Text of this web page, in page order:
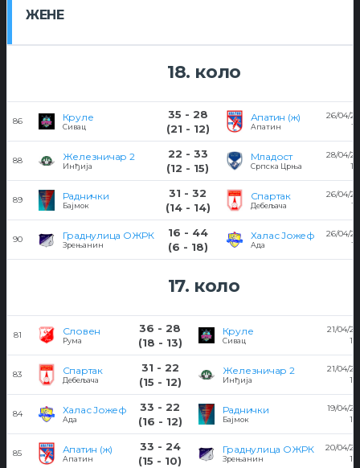
ЖЕНЕ
18. коло
86 Круле
Сивац
35 - 28
(21 - 12)
Апатин (ж)
Апатин
26/04/
88 Железничар 2
Инђија
22 - 33
(12 - 15)
Младост
Српска Црња
28/04/
89 Раднички
Бајмок
31 - 32
(14 - 14)
Спартак
Дебељача
26/04/
90 Граднулица ОЖРК
Зрењанин
16 - 44
(6 - 18)
Халас Јожеф
Ада
26/04/
17. коло
81 Словен
Рума
36 - 28
(18 - 13)
Круле
Сивац
21/04/
83 Спартак
Дебељача
31 - 22
(15 - 12)
Железничар 2
Инђија
21/04/
84 Халас Јожеф
Ада
33 - 22
(16 - 12)
Раднички
Бајмок
19/04/
85 Апатин (ж)
Апатин
33 - 24
(15 - 10)
Граднулица ОЖРК
Зрењанин
20/04/